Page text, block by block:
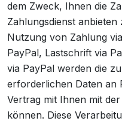
dem Zweck, Ihnen die
Zahlungsdienst
Nutzung von Zahlung
PayPal, Lastschrift via
via PayPal werden die
erforderlichen Daten an
Vertrag mit Ihnen mit
können. Diese